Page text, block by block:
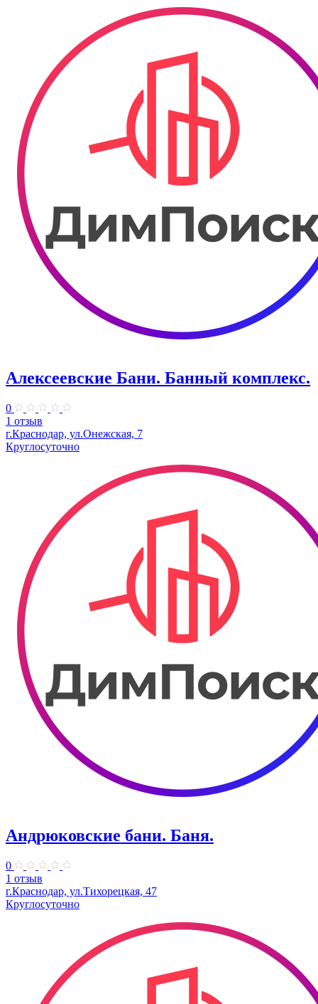
Алексеевские Бани. Банный комплекс.
0
1 отзыв
г.Краснодар, ул.Онежская, 7
Круглосуточно
Андрюковские бани. Баня.
0
1 отзыв
г.Краснодар, ул.Тихорецкая, 47
Круглосуточно